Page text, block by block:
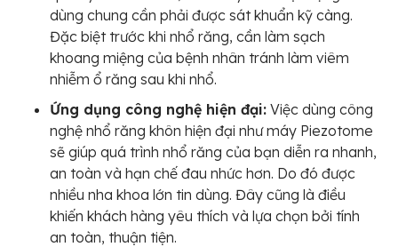
dùng chung cần phải được sát khuẩn kỹ càng.
Đặc biệt trước khi nhổ răng, cần làm sạch
khoang miệng của bệnh nhân tránh làm viêm
nhiễm ổ răng sau khi nhổ.
Ứng dụng công nghệ hiện đại: Việc dùng công
nghệ nhổ răng khôn hiện đại như máy Piezotome
sẽ giúp quá trình nhổ răng của bạn diễn ra nhanh,
an toàn và hạn chế đau nhức hơn. Do đó được
nhiều nha khoa lớn tin dùng. Đây cũng là điều
khiến khách hàng yêu thích và lựa chọn bởi tính
an toàn, thuận tiện.